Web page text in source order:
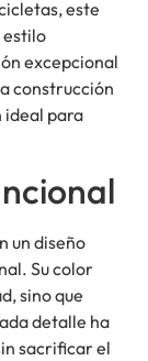
este
estilo
excepcional
construcción
ideal para
un diseño
Su color
sino que
detalle ha
sacrificar el